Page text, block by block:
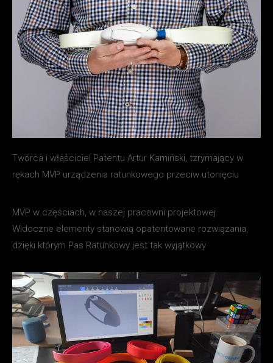
Twórca i właściciel Patentu Artur Kamiński, tzrymający w
rękach MVP urządzenia ratunkowego przeciw utonięciu
MVP w częściach, w naszej pracowni projektowej.
Widoczne elementy stanowią opatentowane rozwiązania,
dzięki którym Pas Ratunkowy jest tak wyjątkowy